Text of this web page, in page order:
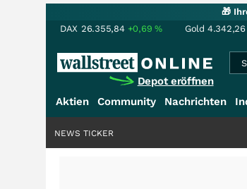
🎁
DAX 26.355,84 +0,69% Gold 4.342,26
Depot eröffnen
Aktien Community Nachrichten
NEWS TICKER